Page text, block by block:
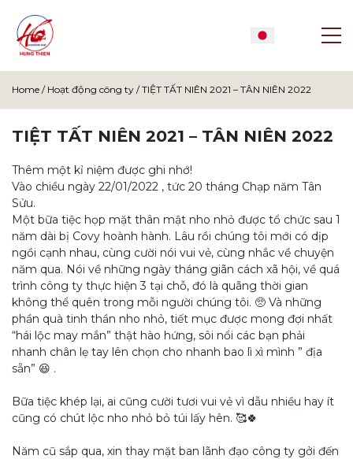
Home / Hoạt động công ty /TIỆT TẤT NIÊN 2021 – TÂN NIÊN 2022
TIỆT TẤT NIÊN 2021 – TÂN NIÊN 2022
Thêm một kỉ niệm được ghi nhớ!
Vào chiều ngày 22/01/2022 , tức 20 tháng Chạp năm Tân
Sửu.
Một bữa tiệc họp mặt thân mật nho nhỏ được tổ chức sau 1
năm dài bị Covy hoành hành. Lâu rồi chúng tôi mới có dịp
ngồi cạnh nhau, cùng cười nói vui vẻ, cùng nhắc về chuyện
năm qua. Nói về những ngày tháng giãn cách xã hội, về quá
trình công ty thực hiện 3 tại chỗ, đó là quãng thời gian
không thể quên trong mỗi người chúng tôi. 🥺 Và những
phần quà tinh thần nho nhỏ, tiết mục được mong đợi nhất
“hái lộc may mắn” thật hào hứng, sôi nổi các bạn phải
nhanh chân lẹ tay lên chọn cho nhanh bao lì xì mình ” địa
sẵn” 😆 .
Bữa tiệc khép lại, ai cũng cười tươi vui vẻ vì dẫu nhiều hay ít
cũng có chút lộc nho nhỏ bỏ túi lấy hên. 🥰🍀
Năm cũ sắp qua, xin thay mặt ban lãnh đạo công ty gởi đến